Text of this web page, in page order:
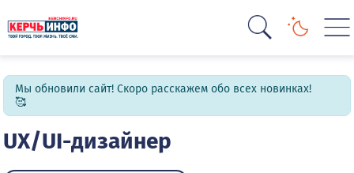
Мы обновили сайт! Скоро расскажем обо всех новинках!
🥰
UX/UI-дизайнер